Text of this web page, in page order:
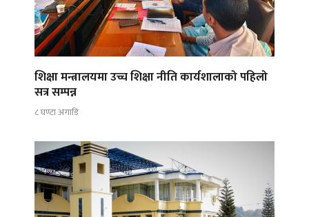
शिक्षा मन्त्रालयमा उच्च शिक्षा नीति कार्यशालाको पहिलो
सत्र सम्पन्न
८ घण्टा अगाडि